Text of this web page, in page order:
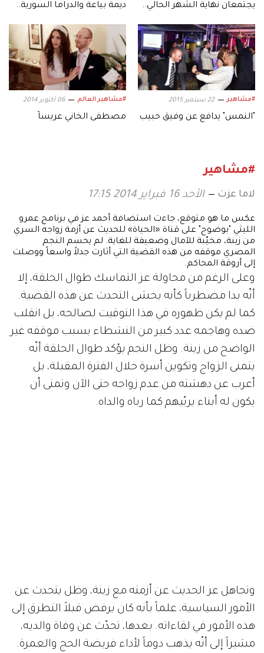
يجتمعان نهاية الشهر الحالي..
ديمة بياعة والدراما السورية..
#مشاهير 22 سبتمبر 2015
"النمس" يدافع عن وفيق حبيب
#مشاهير العالم 06 أكتوبر 2014
مصطفى الخاني عريساً
#مشاهير
لاما عزت الأحد 16 فبراير 2014 17:15
عكس ما هو متوقع، جاءت استضافة أحمد عز في برنامج عمرو
الليثي "بوضوح" على قناة «الحياة» للحديث عن أزمة زواجه السري
من زينة، مخيّبة للآمال وضعيفة للغاية. لم يحسم النجم
المصري موقفه من هذه القضية التي أثارت جدلاً واسعاً ووصلت
إلى أروقة المحاكم.
وعلى الرغم من محاولة عز التماسك طوال الحلقة، إلا
أنّه بدا مضطرباً كأنه يخشى التحدث عن هذه القضية.
كما لم يكن ظهوره في هذا التوقيت لصالحه، بل انقلب
ضده وهاجمه عدد كبير من النشطاء بسبب موقفه غير
الواضح من زينة. وظل النجم يؤكد طوال الحلقة أنّه
يتمنى الزواج وتكوين أسرة خلال الفترة المقبلة، بل
أعرب عن دهشته من عدم زواجه حتى الآن وتمنى أن
يكون له أبناء يربّيهم كما رباه والداه.
وتجاهل عز الحديث عن أزمته مع زينة، وظل يتحدث عن
الأمور السياسية، علماً بأنه كان يرفض قبلاً التطرق إلى
هذه الأمور في لقاءاته. بعدها، تحدّث عن وفاة والديه،
مشيراً إلى أنّه يذهب دوماً لأداء فريضة الحج والعمرة.